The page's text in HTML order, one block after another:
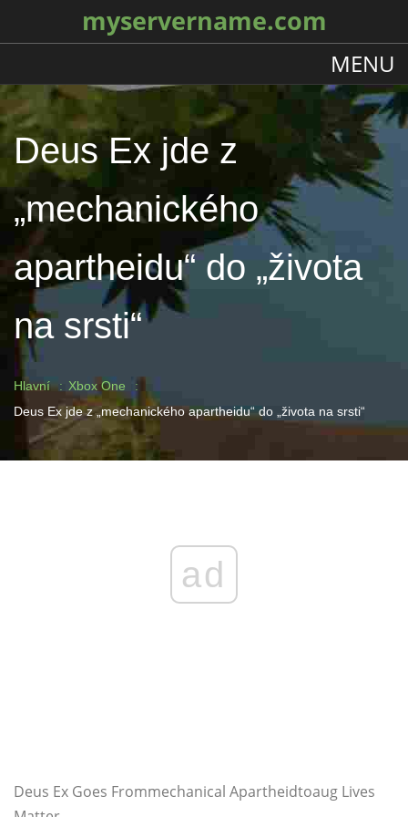
myservername.com
MENU
Deus Ex jde z
„mechanického
apartheidu“ do „života
na srsti“
Hlavní
Xbox One
Deus Ex jde z „mechanického apartheidu“ do „života na srsti“
ad
Deus Ex Goes Frommechanical Apartheidtoaug Lives